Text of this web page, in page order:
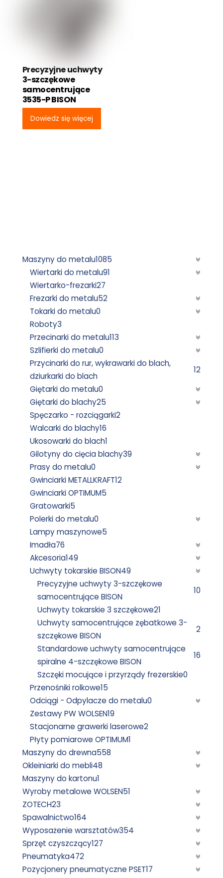
Precyzyjne uchwyty
3-szczękowe
samocentrujące
3535-P BISON
Dowiedz się więcej
Maszyny do metalu1085
Wiertarki do metalu91
Wiertarko-frezarki27
Frezarki do metalu52
Tokarki do metalu0
Roboty3
Przecinarki do metalu113
Szlifierki do metalu0
Przycinarki do rur, wykrawarki do blach,
dziurkarki do blach
12
Giętarki do metalu0
Giętarki do blachy25
Spęczarko - rozciągarki2
Walcarki do blachy16
Ukosowarki do blach1
Gilotyny do cięcia blachy39
Prasy do metalu0
Gwinciarki METALLKRAFT12
Gwinciarki OPTIMUM5
Gratowarki5
Polerki do metalu0
Lampy maszynowe5
Imadła76
Akcesoria149
Uchwyty tokarskie BISON49
Precyzyjne uchwyty 3-szczękowe
samocentrujące BISON
10
Uchwyty tokarskie 3 szczękowe21
Uchwyty samocentrujące zębatkowe 3-
szczękowe BISON
2
Standardowe uchwyty samocentrujące
spiralne 4-szczękowe BISON
16
Szczęki mocujące i przyrządy frezerskie0
Przenośniki rolkowe15
Odciągi - Odpylacze do metalu0
Zestawy PW WOLSEN19
Stacjonarne grawerki laserowe2
Płyty pomiarowe OPTIMUM1
Maszyny do drewna558
Okleiniarki do mebli48
Maszyny do kartonu1
Wyroby metalowe WOLSEN51
ZOTECH23
Spawalnictwo164
Wyposażenie warsztatów354
Sprzęt czyszczący127
Pneumatyka472
Pozycjonery pneumatyczne PSET17